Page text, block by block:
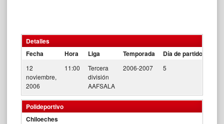
Detalles
Fecha
Hora Liga Temporada Día de partido
12
noviembre,
2006
11:00
Tercera
división
AAFSALA
2006-2007 5
Polideportivo
Chiloeches